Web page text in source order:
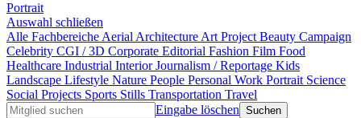
Portrait
Auswahl schließen
Alle Fachbereiche Aerial Architecture Art Project Beauty Campaign
Celebrity CGI / 3D Corporate Editorial Fashion Film Food
Healthcare Industrial InteriorJournalism / Reportage Kids
Landscape Lifestyle Nature People Personal Work Portrait Science
Social Projects Sports Stills Transportation Travel
Eingabe löschen